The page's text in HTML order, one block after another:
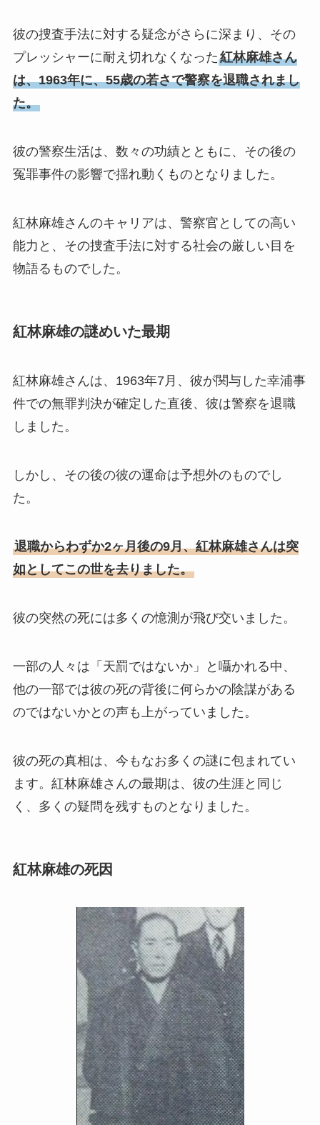
彼の捜査手法に対する疑念がさらに深まり、その
プレッシャーに耐え切れなくなった紅林麻雄さん
は、1963年に、55歳の若さで警察を退職されまし
た。
彼の警察生活は、数々の功績とともに、その後の
冤罪事件の影響で揺れ動くものとなりました。
紅林麻雄さんのキャリアは、警察官としての高い
能力と、その捜査手法に対する社会の厳しい目を
物語るものでした。
紅林麻雄の謎めいた最期
紅林麻雄さんは、1963年7月、彼が関与した幸浦事
件での無罪判決が確定した直後、彼は警察を退職
しました。
しかし、その後の彼の運命は予想外のものでし
た。
退職からわずか2ヶ月後の9月、紅林麻雄さんは突
如としてこの世を去りました。
彼の突然の死には多くの憶測が飛び交いました。
一部の人々は「天罰ではないか」と囁かれる中、
他の一部では彼の死の背後に何らかの陰謀がある
のではないかとの声も上がっていました。
彼の死の真相は、今もなお多くの謎に包まれてい
ます。紅林麻雄さんの最期は、彼の生涯と同じ
く、多くの疑問を残すものとなりました。
紅林麻雄の死因